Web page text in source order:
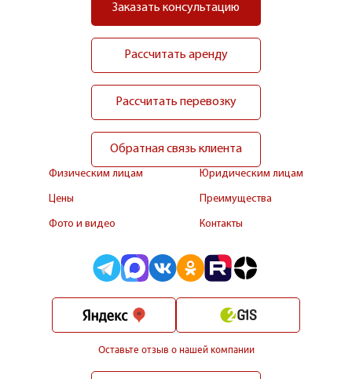
Физическим лицам Юридическим лицам
Цены Преимущества
Фото и видео Контакты
Оставьте отзыв о нашей компании
Заказать консультацию
Рассчитать аренду
Рассчитать перевозку
Обратная связь клиента